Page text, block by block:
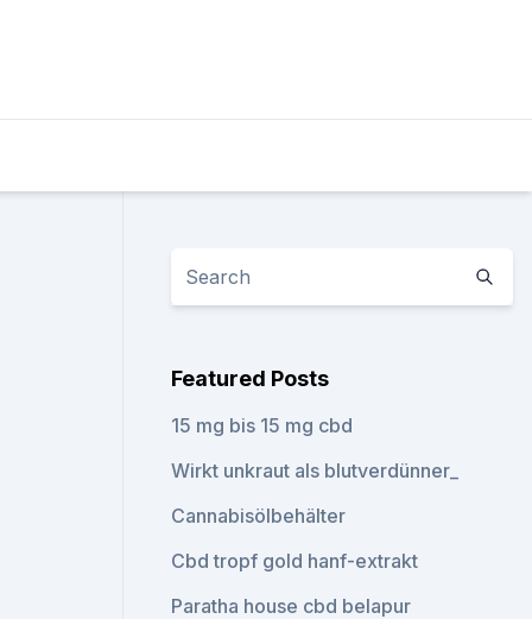
Featured Posts
15 mg bis 15 mg cbd
Wirkt unkraut als blutverdünner_
Cannabisölbehälter
Cbd tropf gold hanf-extrakt
Paratha house cbd belapur